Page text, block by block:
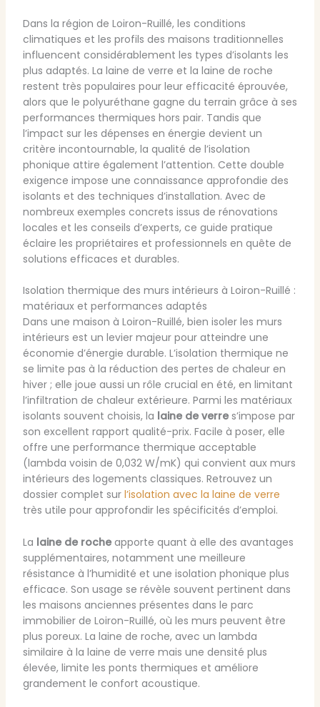
Dans la région de Loiron-Ruillé, les conditions
climatiques et les profils des maisons traditionnelles
influencent considérablement les types d’isolants les
plus adaptés. La laine de verre et la laine de roche
restent très populaires pour leur efficacité éprouvée,
alors que le polyuréthane gagne du terrain grâce à ses
performances thermiques hors pair. Tandis que
l’impact sur les dépenses en énergie devient un
critère incontournable, la qualité de l’isolation
phonique attire également l’attention. Cette double
exigence impose une connaissance approfondie des
isolants et des techniques d’installation. Avec de
nombreux exemples concrets issus de rénovations
locales et les conseils d’experts, ce guide pratique
éclaire les propriétaires et professionnels en quête de
solutions efficaces et durables.
Isolation thermique des murs intérieurs à Loiron-Ruillé :
matériaux et performances adaptés
Dans une maison à Loiron-Ruillé, bien isoler les murs
intérieurs est un levier majeur pour atteindre une
économie d’énergie durable. L’isolation thermique ne
se limite pas à la réduction des pertes de chaleur en
hiver ; elle joue aussi un rôle crucial en été, en limitant
l’infiltration de chaleur extérieure. Parmi les matériaux
isolants souvent choisis, la laine de verres’impose par
son excellent rapport qualité-prix. Facile à poser, elle
offre une performance thermique acceptable
(lambda voisin de 0,032 W/mK) qui convient aux murs
intérieurs des logements classiques. Retrouvez un
dossier complet sur l’isolation avec la laine de verre
très utile pour approfondir les spécificités d’emploi.
La laine de rocheapporte quant à elle des avantages
supplémentaires, notamment une meilleure
résistance à l’humidité et une isolation phonique plus
efficace. Son usage se révèle souvent pertinent dans
les maisons anciennes présentes dans le parc
immobilier de Loiron-Ruillé, où les murs peuvent être
plus poreux. La laine de roche, avec un lambda
similaire à la laine de verre mais une densité plus
élevée, limite les ponts thermiques et améliore
grandement le confort acoustique.